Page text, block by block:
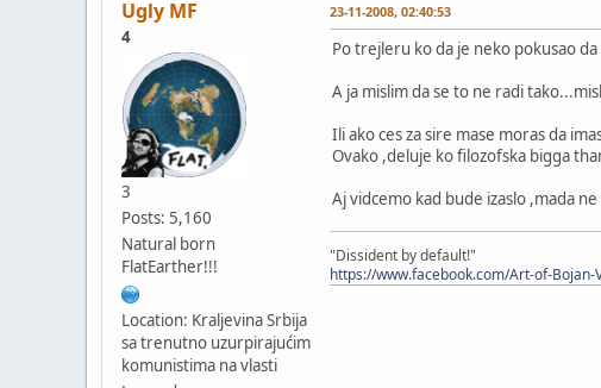
Ugly MF
4
3
Posts: 5,160
Natural born
FlatEarther!!!
Location: Kraljevina Srbija
sa trenutno uzurpirajućim
komunistima na vlasti
23-11-2008, 02:40:53
Po trejleru ko da je neko pokusao
A ja mislim da se to ne radi
Ili ako ces za sire mase moras da
Ovako ,deluje ko filozofska bigga
Aj vidcemo kad bude izaslo ,mada
"Dissident by default!"
https://www.facebook.com/Art-of-Bojan-